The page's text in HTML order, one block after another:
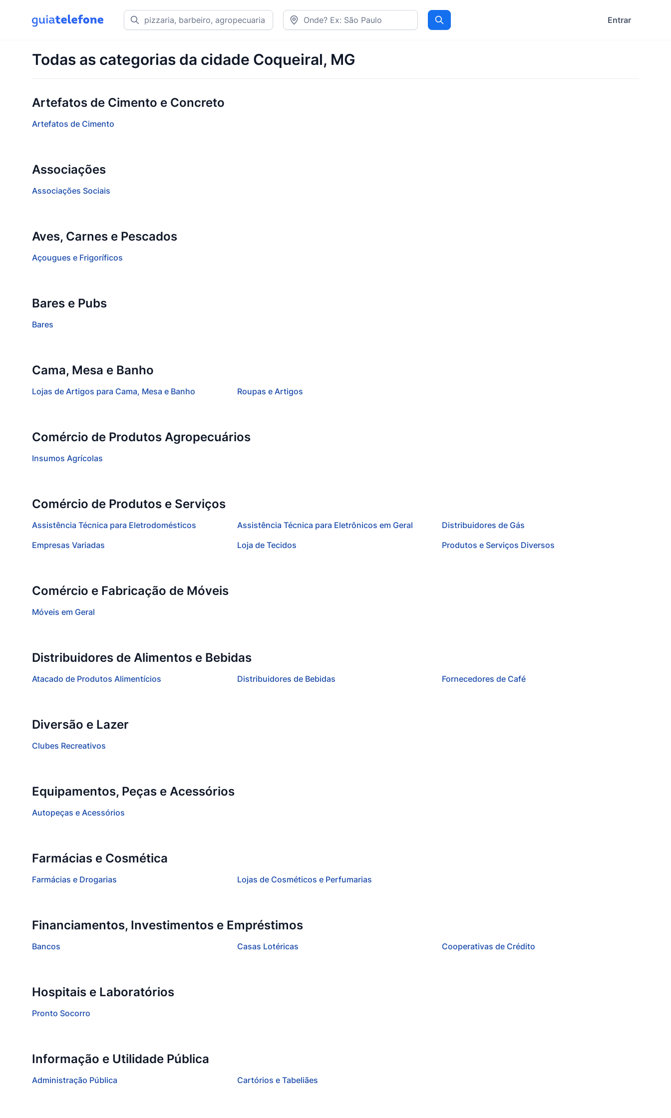
Procurar Entrar
Todas as categorias da cidade Coqueiral, MG
Artefatos de Cimento e Concreto
Artefatos de Cimento
Associações
Associações Sociais
Aves, Carnes e Pescados
Açougues e Frigoríficos
Bares e Pubs
Bares
Cama, Mesa e Banho
Lojas de Artigos para Cama, Mesa e Banho Roupas e Artigos
Comércio de Produtos Agropecuários
Insumos Agrícolas
Comércio de Produtos e Serviços
Assistência Técnica para Eletrodomésticos Assistência Técnica para Eletrônicos em Geral
Distribuidores de Gás
Empresas Variadas
Loja de Tecidos Produtos e Serviços Diversos
Comércio e Fabricação de Móveis
Móveis em Geral
Distribuidores de Alimentos e Bebidas
Atacado de Produtos Alimentícios Distribuidores de Bebidas Fornecedores de Café
Diversão e Lazer
Clubes Recreativos
Equipamentos, Peças e Acessórios
Autopeças e Acessórios
Farmácias e Cosmética
Farmácias e Drogarias Lojas de Cosméticos e Perfumarias
Financiamentos, Investimentos e Empréstimos
Bancos Casas Lotéricas Cooperativas de Crédito
Hospitais e Laboratórios
Pronto Socorro
Informação e Utilidade Pública
Administração Pública Cartórios e Tabeliães